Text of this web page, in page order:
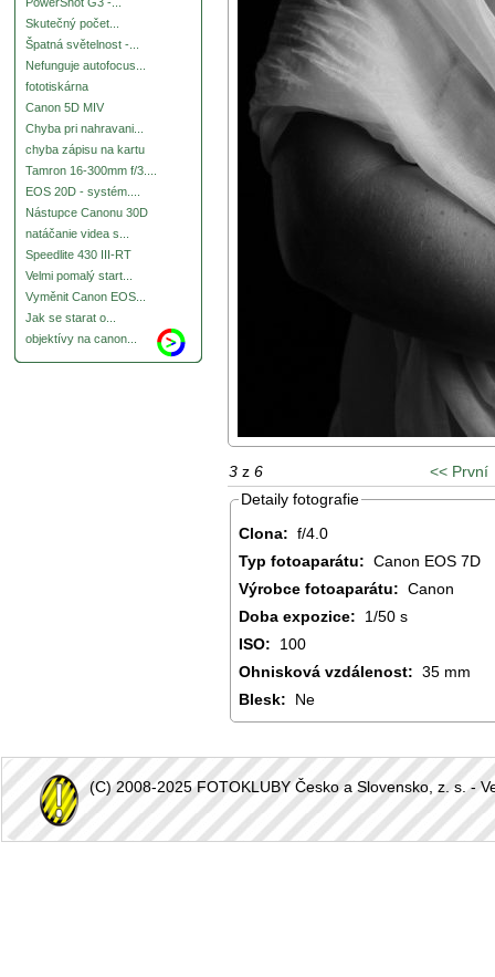
Skutečný počet...
Špatná světelnost -...
Nefunguje autofocus...
fototiskárna
Canon 5D MIV
Chyba pri nahravani...
chyba zápisu na kartu
Tamron 16-300mm f/3....
EOS 20D - systém....
Nástupce Canonu 30D
natáčanie videa s...
Speedlite 430 III-RT
Velmi pomalý start...
Vyměnit Canon EOS...
Jak se starat o...
objektívy na canon...
3 z 6
<< První
Detaily fotografie
Clona: f/4.0
Typ fotoaparátu: Canon EOS 7D
Výrobce fotoaparátu: Canon
Doba expozice:
1/50 s
ISO:
100
Ohnisková vzdálenost: 35 mm
Blesk:
Ne
(C) 2008-2025 FOTOKLUBY Česko a Slovensko, z. s. -